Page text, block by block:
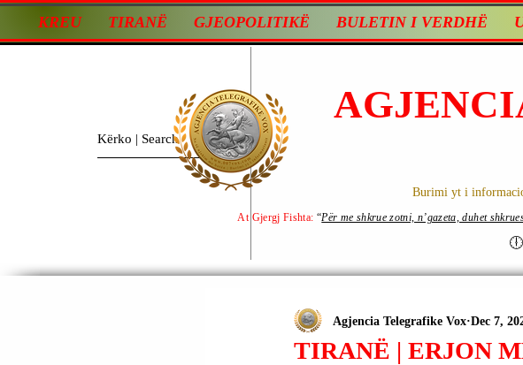
KREU TIRANË GJEOPOLITIKË BULETIN I VERDHË
Burimi yt i
At Gjergj Fishta: “Për me shkrue zotni, n’gazeta, duhet
TIRANË | ERJON
Agjencia Telegrafike Vox Dec 7,